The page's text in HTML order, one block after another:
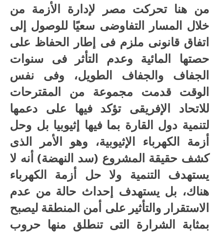
من هنا تحركت مصر لإدارة الأزمة من
خلال المسار التفاوضى سعيًا للوصول إلى
اتفاق قانونى ملزم فى إطار الحفاظ على
حصتها المائية وعدم التأثر فى سنوات
الجفاف والجفاف الطويل، وفى نفس
الوقت قدمت مجموعة من المقترحات
للاتحاد الإفريقى تؤكد فيها على دعمها
لتنمية دول القارة بما فيها إثيوبيا بل وحل
أزمة الكهرباء الإثيوبية، وهو الأمر الذى
كشف حقيقة المشروع (سد النهضة) أنه لا
يستهدف التنمية ولا حل أزمة الكهرباء
هناك، بل يستهدف إحداث حالة من عدم
الاستقرار والتأثير على أمن المنطقة ليصبح
بمثابة الشرارة التى تنطلق منها حروب